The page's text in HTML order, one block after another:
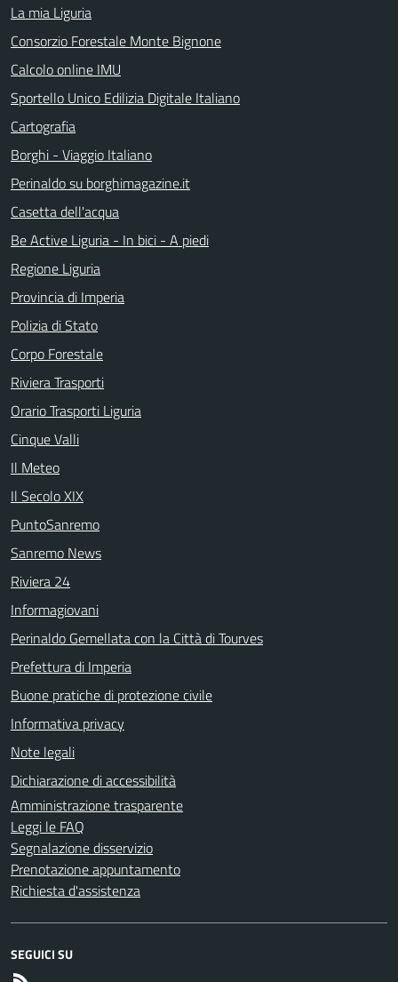
La mia Liguria
Consorzio Forestale Monte Bignone
Calcolo online IMU
Sportello Unico Edilizia Digitale Italiano
Cartografia
Borghi - Viaggio Italiano
Perinaldo su borghimagazine.it
Casetta dell'acqua
Be Active Liguria - In bici - A piedi
Regione Liguria
Provincia di Imperia
Polizia di Stato
Corpo Forestale
Riviera Trasporti
Orario Trasporti Liguria
Cinque Valli
Il Meteo
Il Secolo XIX
PuntoSanremo
Sanremo News
Riviera 24
Informagiovani
Perinaldo Gemellata con la Città di Tourves
Prefettura di Imperia
Buone pratiche di protezione civile
Informativa privacy
Note legali
Dichiarazione di accessibilità
Amministrazione trasparente
Leggi le FAQ
Segnalazione disservizio
Prenotazione appuntamento
Richiesta d'assistenza
SEGUICI SU